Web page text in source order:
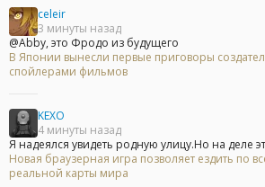
celeir
3 минуты назад
@Abby, это Фродо из будущего
В Японии вынесли первые приговоры
спойлерами фильмов
KEXO
4 минуты назад
Я надеялся увидеть родную улицу.Но на деле
Новая браузерная игра позволяет ездить по
реальной карты мира